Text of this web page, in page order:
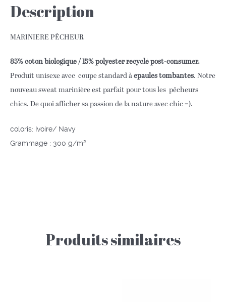
Description
MARINIERE PÊCHEUR
85% coton biologique / 15% polyester recyclé post-consumer.
Produit unisexe avec coupe standard à épaules tombantes. Notre
nouveau sweat marinière est parfait pour tous les pêcheurs
chics. De quoi afficher sa passion de la nature avec chic =).
coloris: Ivoire/ Navy
Grammage : 300 g/m²
Produits similaires